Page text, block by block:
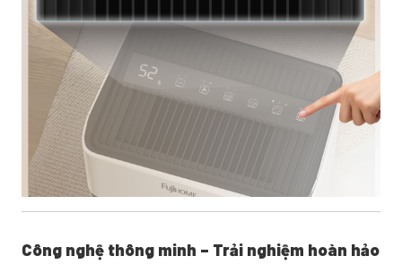
Công nghệ thông minh – Trải nghiệm hoàn hảo